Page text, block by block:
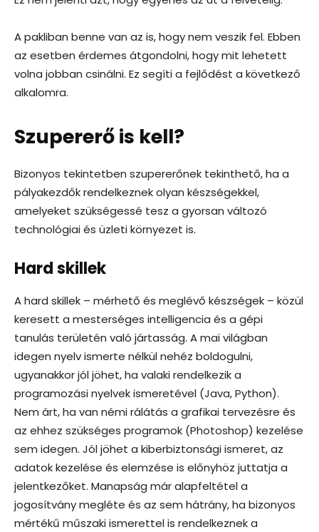
A pakliban benne van az is, hogy nem veszik fel. Ebben
az esetben érdemes átgondolni, hogy mit lehetett
volna jobban csinálni. Ez segíti a fejlődést a következő
alkalomra.
Szupererő is kell?
Bizonyos tekintetben szupererőnek tekinthető, ha a
pályakezdők rendelkeznek olyan készségekkel,
amelyeket szükségessé tesz a gyorsan változó
technológiai és üzleti környezet is.
Hard skillek
A hard skillek – mérhető és meglévő készségek – közül
keresett a mesterséges intelligencia és a gépi
tanulás területén való jártasság. A mai világban
idegen nyelv ismerte nélkül nehéz boldogulni,
ugyanakkor jól jöhet, ha valaki rendelkezik a
programozási nyelvek ismeretével (Java, Python).
Nem árt, ha van némi rálátás a grafikai tervezésre és
az ehhez szükséges programok (Photoshop) kezelése
sem idegen. Jól jöhet a kiberbiztonsági ismeret, az
adatok kezelése és elemzése is előnyhöz juttatja a
jelentkezőket. Manapság már alapfeltétel a
jogosítvány megléte és az sem hátrány, ha bizonyos
mértékű műszaki ismerettel is rendelkeznek a